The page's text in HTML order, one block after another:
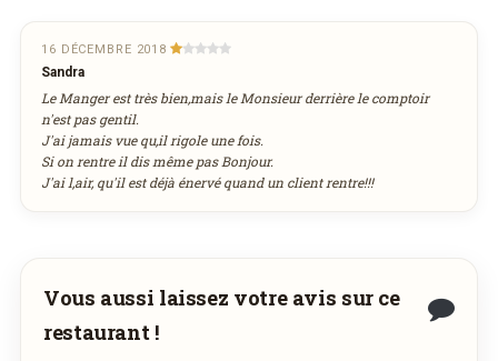
Commandez les plats deBbt-Chaud Kayl
Rice-Paketti et recevez-les directement chez
COMMANDER EN LIVRAISON
16 DÉCEMBRE 2018
Sandra
Le Manger est très bien,mais le Monsieur derrière le comptoir
n'est pas gentil.
J'ai jamais vue qu,il rigole une fois.
Si on rentre il dis même pas Bonjour.
J'ai l,air, qu'il est déjà énervé quand un client rentre!!!
Vous aussi laissez votre avis sur ce
restaurant !